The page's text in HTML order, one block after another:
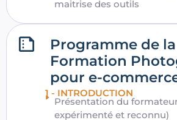
maitrise des outils
Programme de la
Formation
pour e-
1 - INTRODUCTION
Présentation du
expérimenté et reconnu)